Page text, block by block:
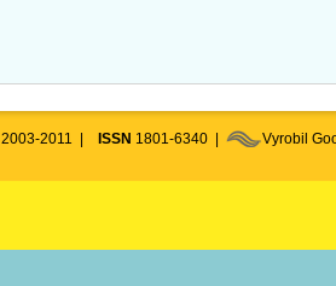
2003-2011 | ISSN 1801-6340 | Vyrobil